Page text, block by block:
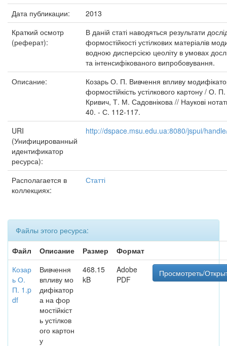
Дата публикации:
2013
Краткий осмотр
(реферат):
В даній статі наводяться результати
формостійкості устілкових матеріалів
водною дисперсією цеоліту в умовах
та інтенсифікованого випробовування.
Описание:
Козарь О. П. Вивчення впливу
формостійкість устілкового картону / О.
Кривич, Т. М. Садовнікова // Наукові
40. - С. 112-117.
URI
(Унифицированный
идентификатор
ресурса):
http://dspace.msu.edu.ua:8080/jspui/
Располагается в
коллекциях:
Статті
Файлы этого ресурса:
Файл
Описание Размер
Формат
Козар
ь О.
П. 1.p
df
Вивчення
впливу мо
дифікатор
а на фор
мостійкіст
ь устілков
ого картон
у
468.15
kB
Adobe
PDF
Просмотреть/